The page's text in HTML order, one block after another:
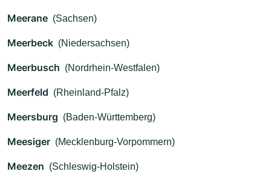
Meerane (Sachsen)
Meerbeck (Niedersachsen)
Meerbusch (Nordrhein-Westfalen)
Meerfeld (Rheinland-Pfalz)
Meersburg (Baden-Württemberg)
Meesiger (Mecklenburg-Vorpommern)
Meezen (Schleswig-Holstein)